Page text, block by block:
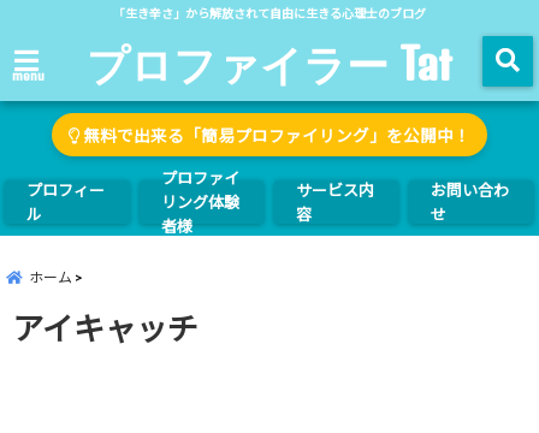
「生き辛さ」から解放されて自由に生きる心理士のブログ
menu プロファイラー Tat
無料で出来る「簡易プロファイリング」を公開中！
プロフィー
ル
プロファイ
リング体験
者様
サービス内
容
お問い合わ
せ
ホーム
アイキャッチ